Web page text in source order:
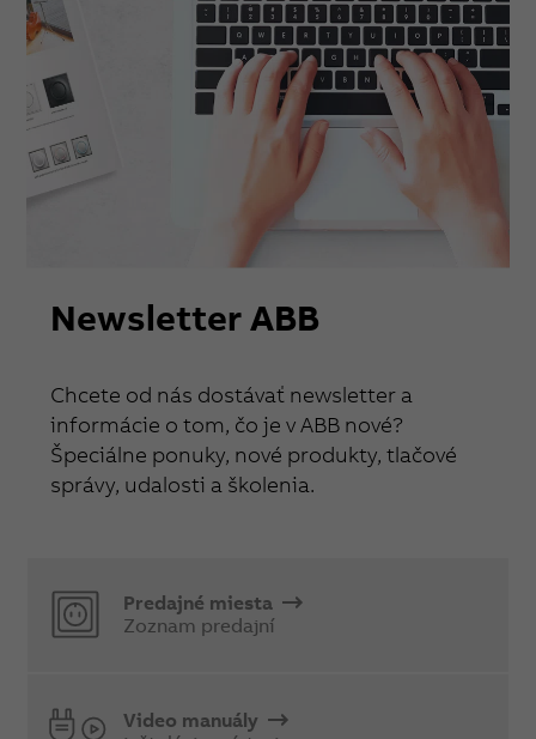
Newsletter ABB
Chcete od nás dostávať newsletter a
informácie o tom, čo je v ABB nové?
Špeciálne ponuky, nové produkty, tlačové
správy, udalosti a školenia.
Predajné miesta
Zoznam predajní
Video manuály